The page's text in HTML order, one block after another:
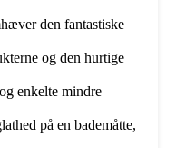
den fantastiske
og den hurtige
enkelte mindre
på en bademåtte,